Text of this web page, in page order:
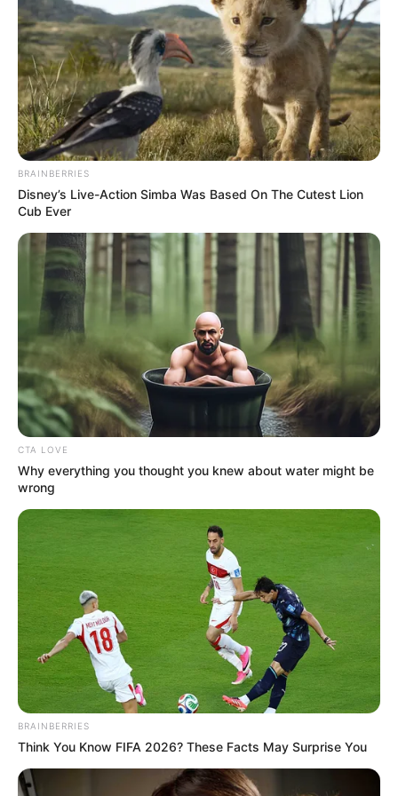
szerepvállalásában is meghatározó lett.
Jogi pályája és a régi felvétel különös aktualitása
Szakmai pályáját a Fővárosi Bíróságon kezdte,
majd a jogi szakvizsgái letétele után nemzetközi
ügyvédi területen helyezkedett el. Társasági,
kereskedelmi és versenyjogi ügyekben segítette
BRAINBERRIES
Disney’s Live-Action Simba Was Based On The Cutest Lion
Cub Ever
CTA LOVE
Why everything you thought you knew about water might be
wrong
BRAINBERRIES
Think You Know FIFA 2026? These Facts May Surprise You